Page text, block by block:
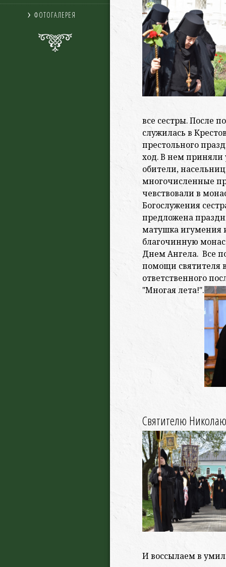
ФОТОГАЛЕРЕЯ
все сестры. После
служилась в
престольного
ход. В нем приняли
обители,
многочисленные
чевствовали в
Богослужения
предложена
матушка игумения
благочинную
Днем Ангела. Все
помощи святителя
ответственного
"Многая лета!".
Святителю
И воссылаем в